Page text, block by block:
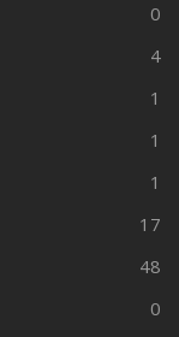
0
4
1
1
1
17
48
0